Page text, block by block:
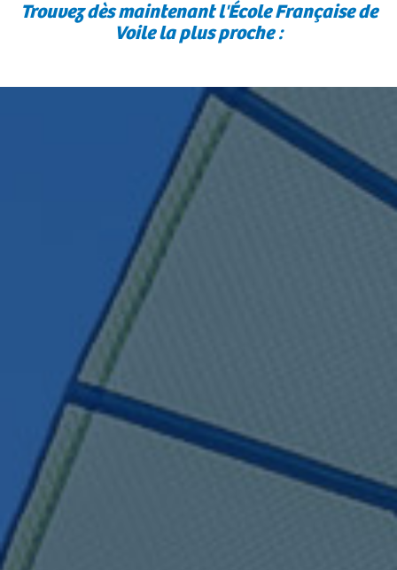
Trouvez dès maintenant l'École Française de
Voile la plus proche :